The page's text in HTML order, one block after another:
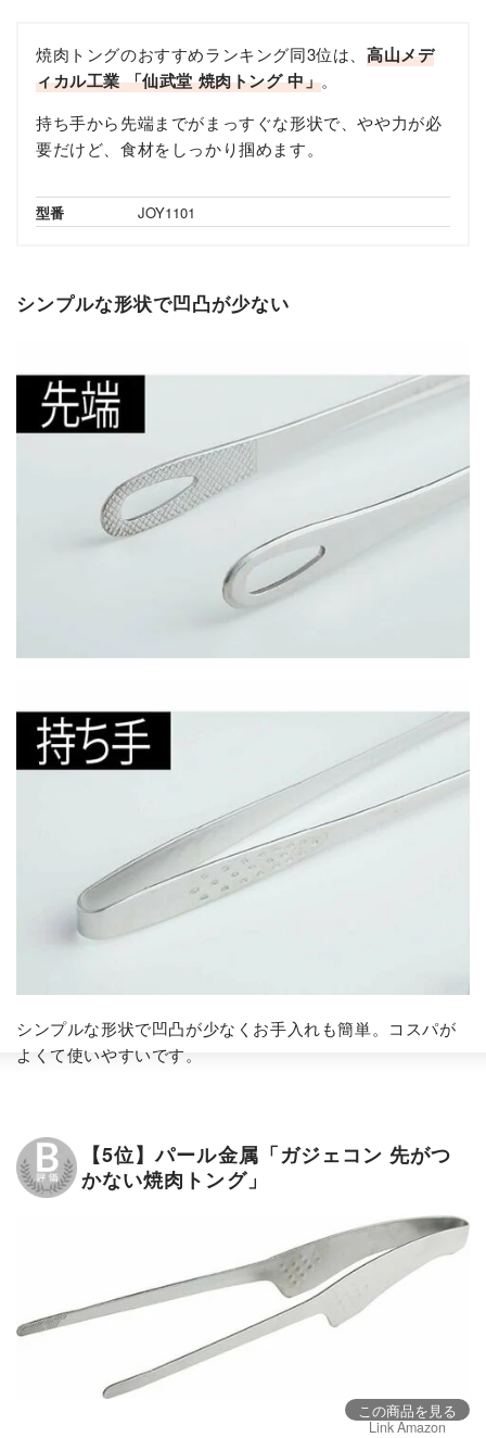
焼肉トングのおすすめランキング同3位は、高山メデ
ィカル工業 「仙武堂 焼肉トング 中」。
持ち手から先端までがまっすぐな形状で、やや力が必
要だけど、食材をしっかり掴めます。
型番 JOY1101
シンプルな形状で凹凸が少ない
シンプルな形状で凹凸が少なくお手入れも簡単。コスパが
よくて使いやすいです。
【5位】パール金属「ガジェコン 先がつ
かない焼肉トング」
この商品を見る
Link Amazon